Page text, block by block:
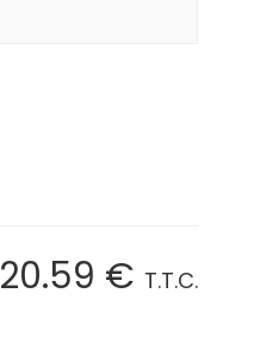
20.59 € T.T.C.